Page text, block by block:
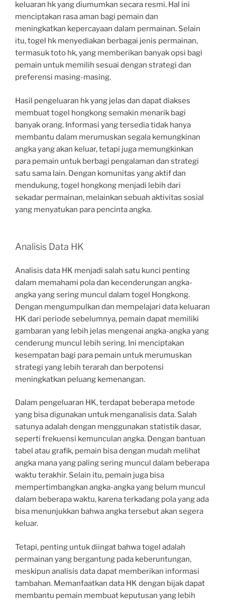
keluaran hk yang diumumkan secara resmi. Hal ini
menciptakan rasa aman bagi pemain dan
meningkatkan kepercayaan dalam permainan. Selain
itu, togel hk menyediakan berbagai jenis permainan,
termasuk toto hk, yang memberikan banyak opsi bagi
pemain untuk memilih sesuai dengan strategi dan
preferensi masing-masing.
Hasil pengeluaran hk yang jelas dan dapat diakses
membuat togel hongkong semakin menarik bagi
banyak orang. Informasi yang tersedia tidak hanya
membantu dalam merumuskan segala kemungkinan
angka yang akan keluar, tetapi juga memungkinkan
para pemain untuk berbagi pengalaman dan strategi
satu sama lain. Dengan komunitas yang aktif dan
mendukung, togel hongkong menjadi lebih dari
sekadar permainan, melainkan sebuah aktivitas sosial
yang menyatukan para pencinta angka.
Analisis Data HK
Analisis data HK menjadi salah satu kunci penting
dalam memahami pola dan kecenderungan angka-
angka yang sering muncul dalam togel Hongkong.
Dengan mengumpulkan dan mempelajari data keluaran
HK dari periode sebelumnya, pemain dapat memiliki
gambaran yang lebih jelas mengenai angka-angka yang
cenderung muncul lebih sering. Ini menciptakan
kesempatan bagi para pemain untuk merumuskan
strategi yang lebih terarah dan berpotensi
meningkatkan peluang kemenangan.
Dalam pengeluaran HK, terdapat beberapa metode
yang bisa digunakan untuk menganalisis data. Salah
satunya adalah dengan menggunakan statistik dasar,
seperti frekuensi kemunculan angka. Dengan bantuan
tabel atau grafik, pemain bisa dengan mudah melihat
angka mana yang paling sering muncul dalam beberapa
waktu terakhir. Selain itu, pemain juga bisa
mempertimbangkan angka-angka yang belum muncul
dalam beberapa waktu, karena terkadang pola yang ada
bisa menunjukkan bahwa angka tersebut akan segera
keluar.
Tetapi, penting untuk diingat bahwa togel adalah
permainan yang bergantung pada keberuntungan,
meskipun analisis data dapat memberikan informasi
tambahan. Memanfaatkan data HK dengan bijak dapat
membantu pemain membuat keputusan yang lebih